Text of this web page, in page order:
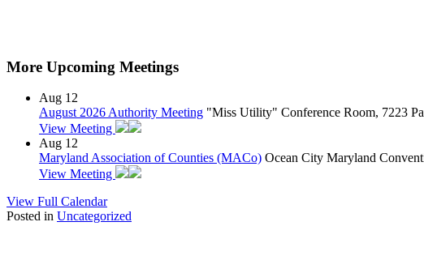
More Upcoming Meetings
Aug 12
August 2026 Authority Meeting "Miss Utility" Conference Room, 7223
View Meeting
Aug 12
Maryland Association of Counties (MACo) Ocean City Maryland
View Meeting
View Full Calendar
Posted in Uncategorized